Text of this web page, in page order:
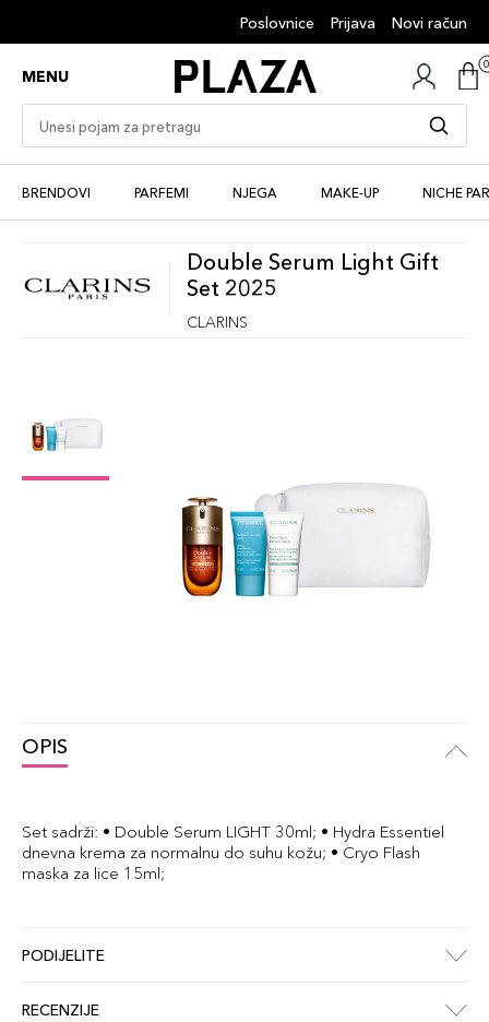
Poslovnice Prijava Novi račun
MENU
BRENDOVI PARFEMI NJEGA MAKE-UP NICHE
Double Serum Light Gift
Set 2025
CLARINS
OPIS
Set sadrži: • Double Serum LIGHT 30ml; • Hydra Essentiel
dnevna krema za normalnu do suhu kožu; • Cryo Flash
maska za lice 15ml;
PODIJELITE
RECENZIJE